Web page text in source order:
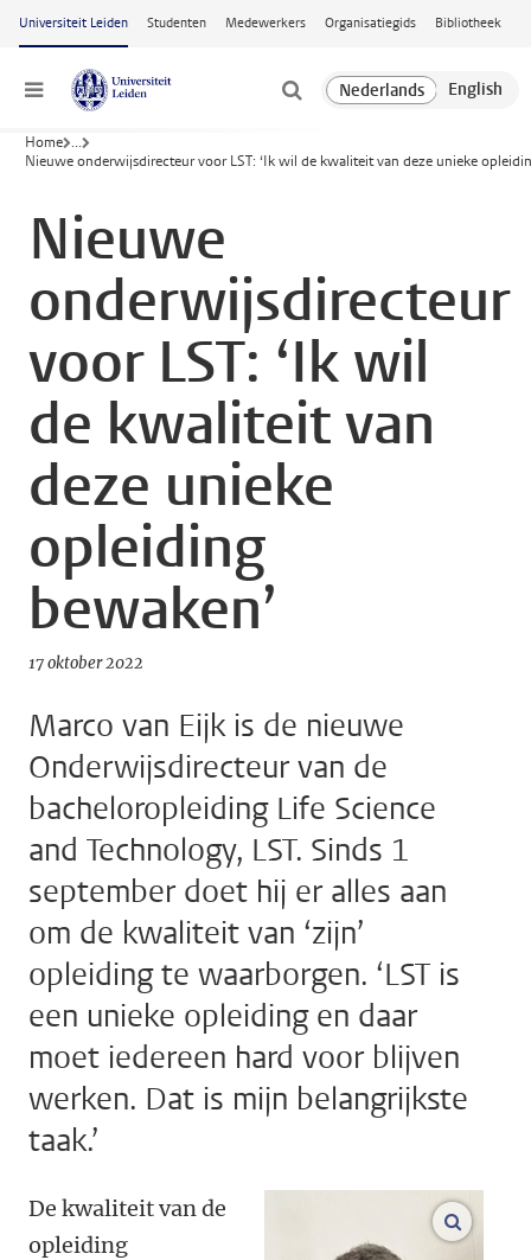
Ga naar hoofdinhoud
Universiteit Leiden Studenten Medewerkers Organisatiegids Bibliotheek
Menu
Home ...
Nieuwe onderwijsdirecteur voor LST: ‘Ik wil de kwaliteit van deze unieke
Nieuwe
onderwijsdirecteur
voor LST: ‘Ik wil
de kwaliteit van
deze unieke
opleiding
bewaken’
17 oktober 2022
Marco van Eijk is de nieuwe
Onderwijsdirecteur van de
bacheloropleiding Life Science
and Technology, LST. Sinds 1
september doet hij er alles aan
om de kwaliteit van ‘zijn’
opleiding te waarborgen. ‘LST is
een unieke opleiding en daar
moet iedereen hard voor blijven
werken. Dat is mijn belangrijkste
taak.’
De kwaliteit van de
opleiding